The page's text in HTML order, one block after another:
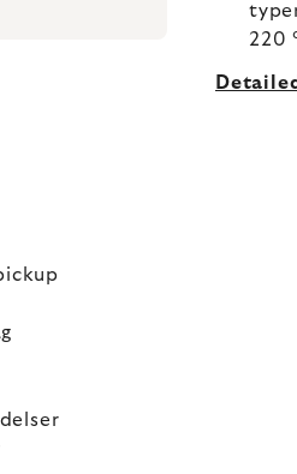
220